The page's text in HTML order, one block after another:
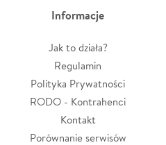
Informacje
Jak to działa?
Regulamin
Polityka Prywatności
RODO - Kontrahenci
Kontakt
Porównanie serwisów